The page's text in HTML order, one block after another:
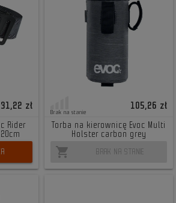
zł
Rider
Brak na stanie
105,26 zł
Torba na kierownicę Evoc Multi
Holster carbon grey
shopping_cart BRAK NA STANIE